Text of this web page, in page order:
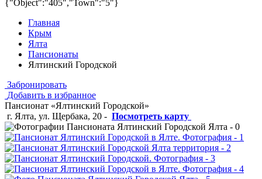
{"Object":"405","Town":"5"}
Главная
Крым
Ялта
Пансионаты
Ялтинский Городской
Забронировать
Добавить в избранное
Пансионат «Ялтинский Городской»
г. Ялта, ул. Щербака, 20 - Посмотреть карту